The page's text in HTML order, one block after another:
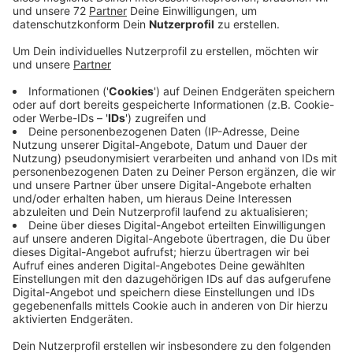
Doch gerade in der Pflegebranche ist es schwer,
Fachkräfte zu finden. Deshalb sind neue Wege nötig,
um beispielsweise Familien mit Kindern
entgegenzukommen. An der Schule für Pflegeberufe
an der Uniklink Münster gibt es ab August zum ersten
mal eine Ausbildung in Teilzeit. Die Ausbildung dauert
dann ein Jahr länger, vier, statt drei Jahre. Der
Abschluss bleibt gleich. Ein Modell, dass in anderen
Bereichen Schule machen könnte. Weitere
Informationen unter ausbildung.ukmuenster.de oder im
Sekretariat der Schule für Pflegeberufe per Telefon
0251 83-55011 oder Mail an pflegeschule@­
ukmuenster.de.